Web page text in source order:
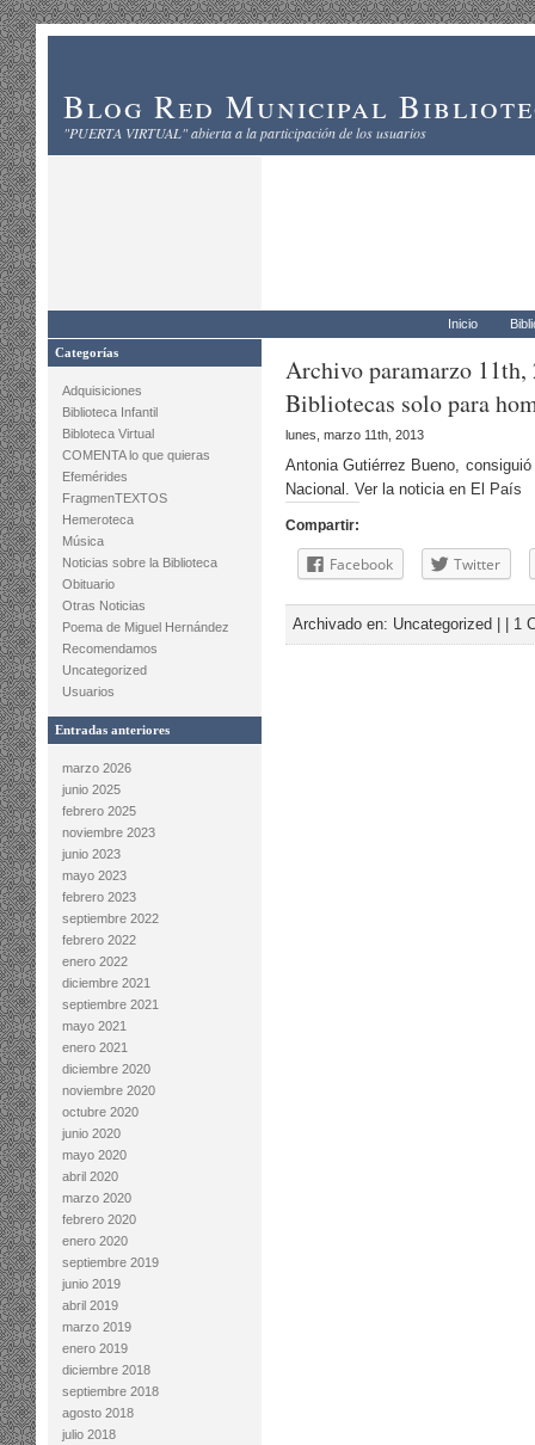
Blog Red Municipal
"PUERTA VIRTUAL" abierta a la participación de los usuarios
Inicio
Categorías
Adquisiciones
Biblioteca Infantil
Bibloteca Virtual
COMENTA lo que quieras
Efemérides
FragmenTEXTOS
Hemeroteca
Música
Noticias sobre la Biblioteca
Obituario
Otras Noticias
Poema de Miguel Hernández
Recomendamos
Uncategorized
Usuarios
Entradas anteriores
marzo 2026
junio 2025
febrero 2025
noviembre 2023
junio 2023
mayo 2023
febrero 2023
septiembre 2022
febrero 2022
enero 2022
diciembre 2021
septiembre 2021
mayo 2021
enero 2021
diciembre 2020
noviembre 2020
octubre 2020
junio 2020
mayo 2020
abril 2020
marzo 2020
febrero 2020
enero 2020
septiembre 2019
junio 2019
abril 2019
marzo 2019
enero 2019
diciembre 2018
septiembre 2018
agosto 2018
julio 2018
Archivo paramarzo 11th,
Bibliotecas solo para
lunes, marzo 11th, 2013
Antonia Gutiérrez Bueno,
Nacional. Ver la noticia en El País
Compartir:
Facebook Twitter
Archivado en: Uncategorized 1